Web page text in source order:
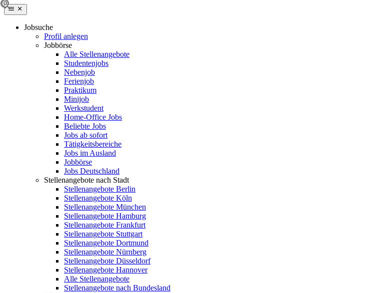
Jobsuche
Profil anlegen
Jobbörse
Alle Stellenangebote
Studentenjobs
Nebenjob
Ferienjob
Praktikum
Minijob
Werkstudent
Home-Office Jobs
Beliebte Jobs
Jobs ab sofort
Tätigkeitsbereiche
Jobs im Ausland
Jobbörse
Jobs Deutschland
Stellenangebote nach Stadt
Stellenangebote Berlin
Stellenangebote Köln
Stellenangebote München
Stellenangebote Hamburg
Stellenangebote Frankfurt
Stellenangebote Stuttgart
Stellenangebote Dortmund
Stellenangebote Nürnberg
Stellenangebote Düsseldorf
Stellenangebote Hannover
Alle Stellenangebote
Stellenangebote nach Bundesland